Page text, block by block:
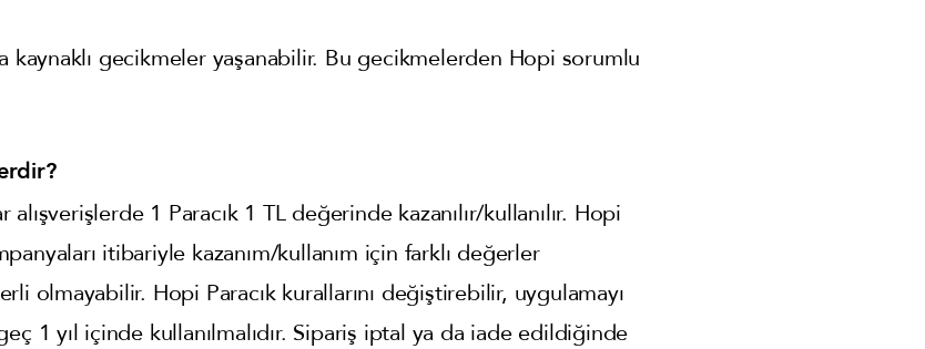
kaynaklı gecikmeler yaşanabilir. Bu gecikmelerden Hopi sorumlu
alışverişlerde 1 Paracık 1 TL değerinde kazanılır/kullanılır. Hopi
itibariyle kazanım/kullanım için farklı değerler
olmayabilir. Hopi Paracık kurallarını değiştirebilir, uygulamayı
1 yıl içinde kullanılmalıdır. Sipariş iptal ya da iade edildiğinde